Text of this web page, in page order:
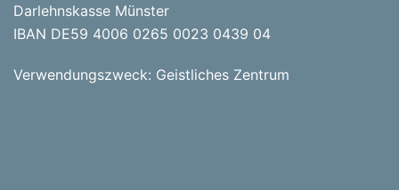
Darlehnskasse Münster
IBAN DE59 4006 0265 0023 0439 04
Verwendungszweck: Geistliches Zentrum